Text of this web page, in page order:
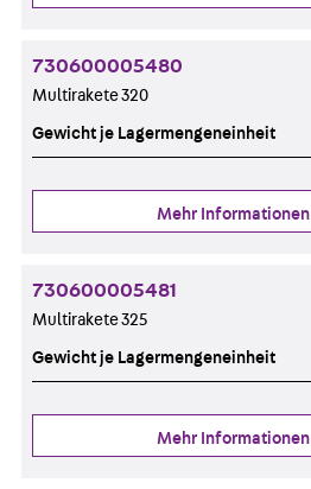
730600005480
Multirakete 320
Gewicht je Lagermengeneinheit
Mehr Informationen
730600005481
Multirakete 325
Gewicht je Lagermengeneinheit
Mehr Informationen